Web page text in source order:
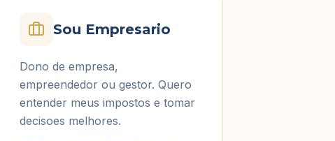
Sou Empresario
Dono de empresa,
empreendedor ou gestor. Quero
entender meus impostos e tomar
decisoes melhores.